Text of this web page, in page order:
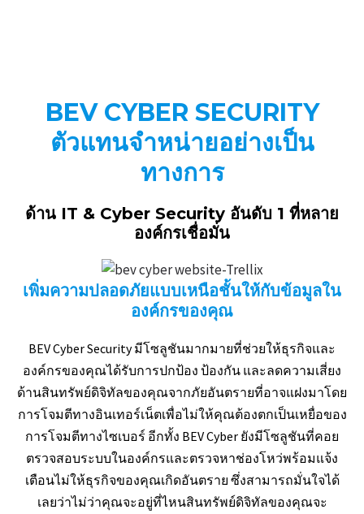
BEV CYBER SECURITY
ตัวแทนจำหน่ายอย่างเป็น
ทางการ
ด้าน IT & Cyber Security อันดับ 1 ที่หลาย
องค์กรเชื่อมั่น
เพิ่มความปลอดภัยแบบเหนือชั้นให้กับข้อมูลใน
องค์กรของคุณ
BEV Cyber Security มีโซลูชันมากมายที่ช่วยให้ธุรกิจและ
องค์กรของคุณได้รับการปกป้อง ป้องกัน และลดความเสี่ยง
ด้านสินทรัพย์ดิจิทัลของคุณจากภัยอันตรายที่อาจแฝงมาโดย
การโจมตีทางอินเทอร์เน็ตเพื่อไม่ให้คุณต้องตกเป็นเหยื่อของ
การโจมตีทางไซเบอร์ อีกทั้ง BEV Cyber ยังมีโซลูชันที่คอย
ตรวจสอบระบบในองค์กรและตรวจหาช่องโหว่พร้อมแจ้ง
เตือนไม่ให้ธุรกิจของคุณเกิดอันตราย ซึ่งสามารถมั่นใจได้
เลยว่าไม่ว่าคุณจะอยู่ที่ไหนสินทรัพย์ดิจิทัลของคุณจะ